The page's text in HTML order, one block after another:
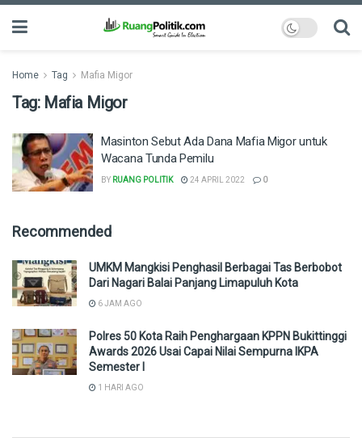
Home Tag Mafia Migor
Tag: Mafia Migor
Masinton Sebut Ada Dana Mafia Migor untuk
Wacana Tunda Pemilu
BY RUANG POLITIK 24 APRIL 2022 0
Recommended
UMKM Mangkisi Penghasil Berbagai Tas Berbobot
Dari Nagari Balai Panjang Limapuluh Kota
6 JAM AGO
Polres 50 Kota Raih Penghargaan KPPN Bukittinggi
Awards 2026 Usai Capai Nilai Sempurna IKPA
Semester I
1 HARI AGO